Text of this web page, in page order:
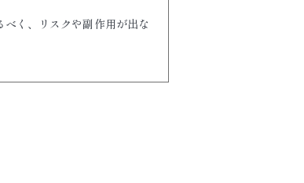
く、リスクや副作用が出な